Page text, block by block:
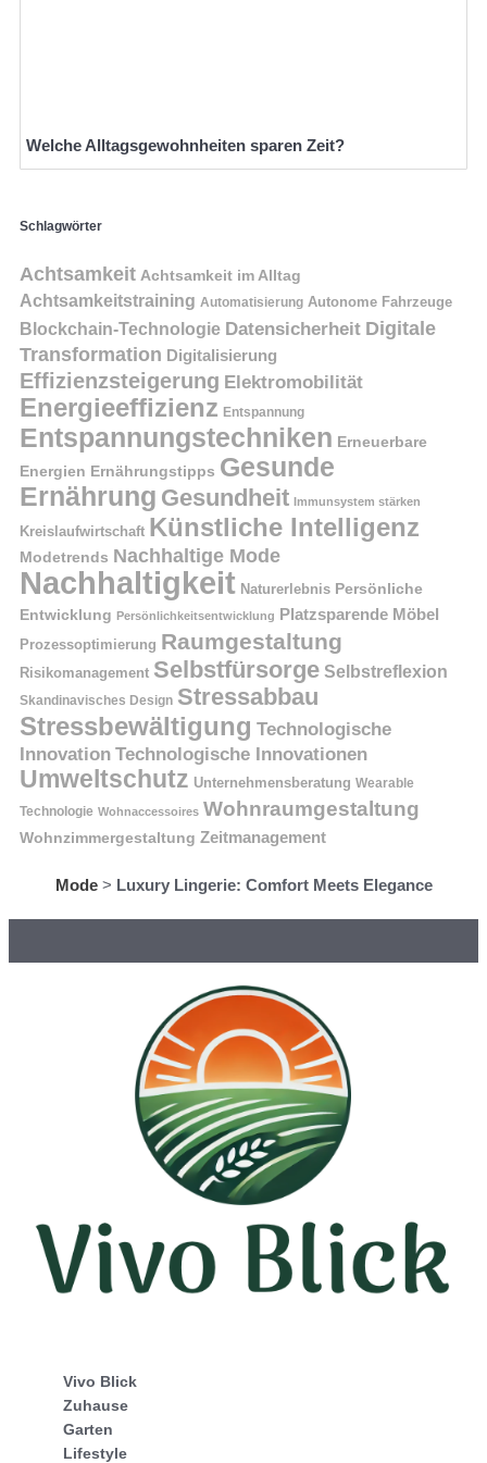
Welche Alltagsgewohnheiten sparen Zeit?
Schlagwörter
Achtsamkeit Achtsamkeit im Alltag
Achtsamkeitstraining Automatisierung Autonome Fahrzeuge
Blockchain-Technologie Datensicherheit Digitale
Transformation Digitalisierung
Effizienzsteigerung Elektromobilität
Energieeffizienz Entspannung
Entspannungstechniken Erneuerbare
Energien Ernährungstipps Gesunde
Ernährung Gesundheit Immunsystem stärken
Kreislaufwirtschaft Künstliche Intelligenz
Modetrends Nachhaltige Mode
Nachhaltigkeit Naturerlebnis Persönliche
Entwicklung Persönlichkeitsentwicklung Platzsparende Möbel
Prozessoptimierung Raumgestaltung
Risikomanagement Selbstfürsorge Selbstreflexion
Skandinavisches Design Stressabbau
Stressbewältigung Technologische
Innovation Technologische Innovationen
Umweltschutz Unternehmensberatung Wearable
Technologie Wohnaccessoires Wohnraumgestaltung
Wohnzimmergestaltung Zeitmanagement
Mode> Luxury Lingerie: Comfort Meets Elegance
Vivo Blick
Zuhause
Garten
Lifestyle